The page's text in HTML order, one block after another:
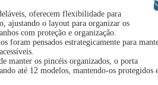
oferecem flexibilidade para
ajustando o layout para organizar os
com proteção e organização.
foram pensados estrategicamente para
manter os pincéis organizados, o porta
até 12 modelos, mantendo-os protegidos